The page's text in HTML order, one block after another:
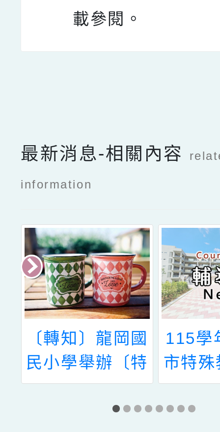
載參閱。
最新消息-相關內容
information
〔轉知〕龍岡國
民小學舉辦〔特
教知能研習〕--
班有情障生之班
115學
市特
情緒
支 持